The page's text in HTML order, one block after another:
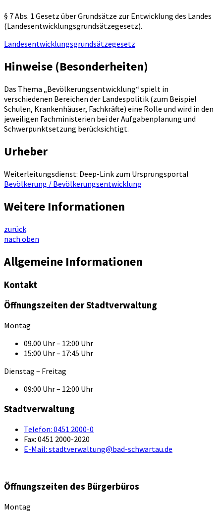
§ 7 Abs. 1 Gesetz über Grundsätze zur Entwicklung des Landes
(Landesentwicklungsgrundsätzegesetz).
Landesentwicklungsgrundsätzegesetz
Hinweise (Besonderheiten)
Das Thema „Bevölkerungsentwicklung“ spielt in
verschiedenen Bereichen der Landespolitik (zum Beispiel
Schulen, Krankenhäuser, Fachkräfte) eine Rolle und wird in den
jeweiligen Fachministerien bei der Aufgabenplanung und
Schwerpunktsetzung berücksichtigt.
Urheber
Weiterleitungsdienst: Deep-Link zum Ursprungsportal
Bevölkerung / Bevölkerungsentwicklung
Weitere Informationen
zurück
nach oben
Allgemeine Informationen
Kontakt
Öffnungszeiten der Stadtverwaltung
Montag
09.00 Uhr – 12:00 Uhr
15:00 Uhr – 17:45 Uhr
Dienstag – Freitag
09:00 Uhr – 12:00 Uhr
Stadtverwaltung
Telefon: 0451 2000-0
Fax: 0451 2000-2020
E-Mail: stadtverwaltung@bad-schwartau.de
Öffnungszeiten des Bürgerbüros
Montag